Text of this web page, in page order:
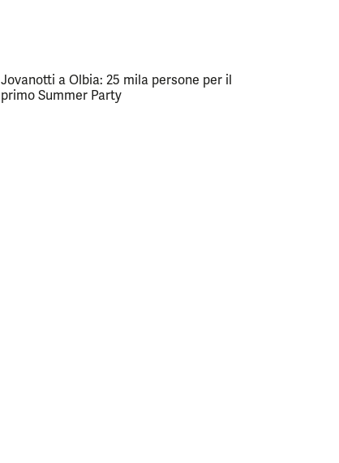
Jovanotti a Olbia: 25 mila persone per il
primo Summer Party